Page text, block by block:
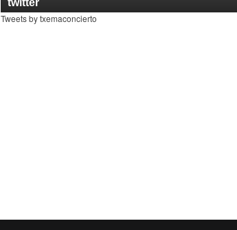
twitter
Tweets by txemaconcierto